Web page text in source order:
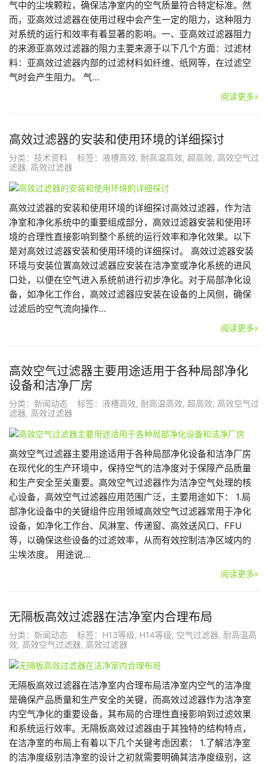
气中的尘埃颗粒，确保洁净室内的空气质量符合特定标准。然
而，亚高效过滤器在使用过程中会产生一定的阻力，这种阻力
对系统的运行和效率有着显著的影响。一、亚高效过滤器阻力
的来源亚高效过滤器的阻力主要来源于以下几个方面：过滤材
料：亚高效过滤器内部的过滤材料如纤维、纸网等，在过滤空
气时会产生阻力。 气…
阅读更多»
高效过滤器的安装和使用环境的详细探讨
分类： 技术资料 标签： 液槽高效, 耐高温高效, 超高效, 高效空气过
滤器, 高效过滤器
高效过滤器的安装和使用环境的详细探讨高效过滤器，作为洁
净室和净化系统中的重要组成部分，高效过滤器安装和使用环
境的合理性直接影响到整个系统的运行效率和净化效果。以下
是对高效过滤器安装和使用环境的详细探讨。 高效过滤器安装
环境与安装位置高效过滤器应安装在洁净室或净化系统的进风
口处，以便在空气进入系统前进行初步净化。对于局部净化设
备，如净化工作台，高效过滤器应安装在设备的上风侧，确保
过滤后的空气流向操作…
阅读更多»
高效空气过滤器主要用途适用于各种局部净化
设备和洁净厂房
分类： 新闻动态 标签： 液槽高效, 耐高温高效, 超高效, 高效空气过
滤器, 高效过滤器
高效空气过滤器主要用途适用于各种局部净化设备和洁净厂房
在现代化的生产环境中，保持空气的洁净度对于保障产品质量
和生产安全至关重要。高效空气过滤器作为洁净空气处理的核
心设备，高效空气过滤器应用范围广泛，主要用途如下： 1.局
部净化设备中的关键组件应用领域高效空气过滤器常用于净化
设备，如净化工作台、风淋室、传递窗、高效送风口、FFU
等，以确保这些设备的过滤效率，从而有效控制洁净区域内的
尘埃浓度。 用途说…
阅读更多»
无隔板高效过滤器在洁净室内合理布局
分类： 新闻动态 标签： H13等级, H14等级, 空气过滤器, 耐高温高
效, 高效空气过滤器, 高效过滤器
无隔板高效过滤器在洁净室内合理布局洁净室内空气的洁净度
是确保产品质量和生产安全的关键，而高效过滤器作为洁净室
内空气净化的重要设备，其布局的合理性直接影响到过滤效果
和系统运行效率。无隔板高效过滤器由于其独特的结构特点，
在洁净室的布局上有着以下几个关键考虑因素： 1.了解洁净室
的洁净度级别洁净室的设计之初就需要明确其洁净度级别，这